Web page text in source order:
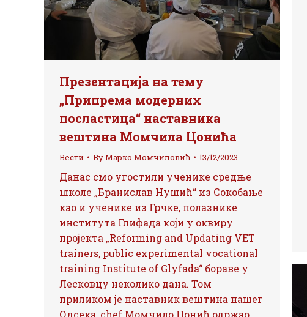
Презентација на тему
„Припрема модерних
посластица“ наставника
вештина Момчила Цонића
Вести ByМарко Момчиловић 13/12/2023
Данас смо угостили ученике средње
школе „Бранислав Нушић“ из Сокобање
као и ученике из Грчке, полазнике
института Глифада који у оквиру
пројекта „Reforming and Updating VET
trainers, public experimental vocational
training Institute of Glyfada“ бораве у
Лесковцу неколико дана. Том
приликом је наставник вештина нашег
Одсека, chef Момчило Цонић одржао